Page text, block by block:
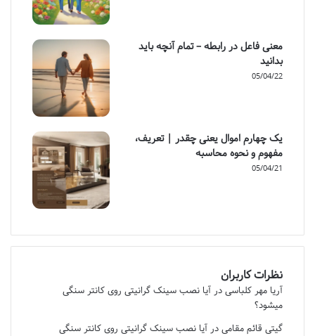
معنی فاعل در رابطه – تمام آنچه باید
بدانید
05/04/22
یک چهارم اموال یعنی چقدر | تعریف،
مفهوم و نحوه محاسبه
05/04/21
نظرات کاربران
آریا مهر کلباسی در آیا نصب سینک گرانیتی روی کانتر سنگی
میشود؟
گیتی قائم مقامی در آیا نصب سینک گرانیتی روی کانتر سنگی